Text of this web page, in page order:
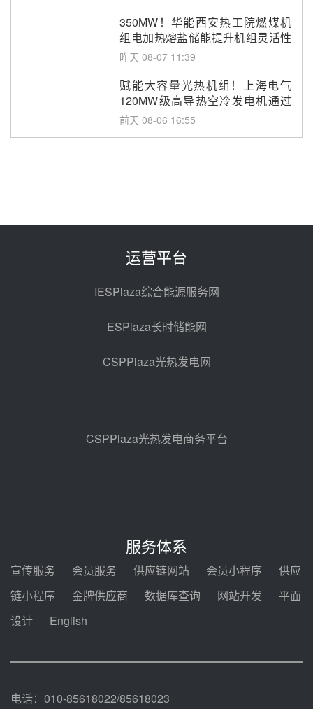
350MW！华能西安热工院燃煤机
组电加热熔盐储能提升机组灵活性
改造项目初步设计第三方评审服务
昨天 08-07 11:39
赋能大容量光热机组！上海电气
120MW级高导热空冷发电机通过
型式试验
前天 08-06 16:55
100MW光工程性能试验采购
光热示范电站二列蒸汽发生器设备
亚核阀业中标天山北麓100MW光
热发电工程EPC总承包项目熔盐截
止阀、熔盐三偏心蝶阀采购
08-05 17:15
包项目熔盐介质超声波流量计采购
08-05 17:09
电机组灵活性改造项目三元液态盐
采购合同
迪尔化工预中标华能西安热工院
2026-2029年熔盐介质框架协议
100MW光热项目机组调试及性能
运营平台
IESPlaza综合能源服务网
ESPlaza长时储能网
CSPPlaza光热发电网
CSPPlaza光热发电商务平台
服务体系
宣传服务 会员服务 供应链网站 会员小程序
供应
链小程序
金牌供应商 数据库查询 网站开发
平面
设计
English
电话：010-85618022/85618023